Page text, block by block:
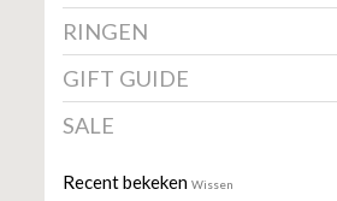
RINGEN
GIFT GUIDE
SALE
Recent bekeken Wissen